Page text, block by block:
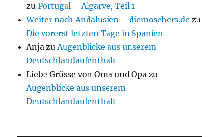
zuPortugal – Algarve, Teil 1
Weiter nach Andalusien – diemoschers.de zu
Die vorerst letzten Tage in Spanien
Anja zu Augenblicke aus unserem
Deutschlandaufenthalt
Liebe Grüsse von Oma und Opa zu
Augenblicke aus unserem
Deutschlandaufenthalt